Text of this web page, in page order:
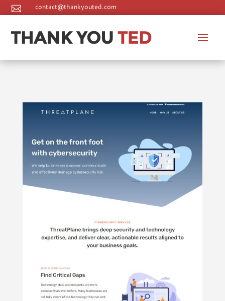
 contact@thankyouted.com
